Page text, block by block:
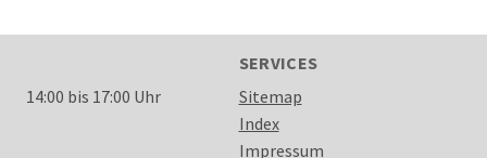
14:00 bis 17:00 Uhr
SERVICES
Sitemap
Index
Impressum